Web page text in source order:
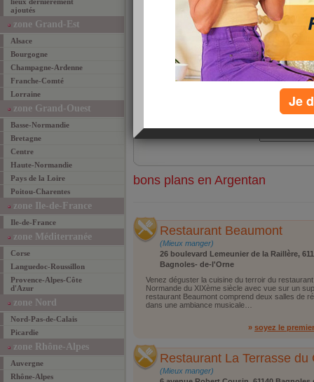
ajoutés
zone Grand-Est
Alsace
Bourgogne
Champagne-Ardenne
Franche-Comté
Lorraine
zone Grand-Ouest
Basse-Normandie
Bretagne
Centre
Haute-Normandie
Pays de la Loire
Poitou-Charentes
zone Ile-de-France
Ile-de-France
zone Méditerranée
Corse
Languedoc-Roussillon
Provence-Alpes-Côte
d'Azur
zone Nord
Nord-Pas-de-Calais
Picardie
zone Rhône-Alpes
Auvergne
Rhône-Alpes
Restaurant Beaumont
Venez déguster la cuisine du terroir du
suite]
» les mieux manger
les + commenté(e)s de
rechercher
bons plans en Argentan
Restaurant Beaumont
(Mieux manger)
26 boulevard Lemeunier de la Raillère,
Bagnoles- de-l'Orne
Venez déguster la cuisine du terroir du
Normande du XIXème siècle avec vue sur un
restaurant Beaumont comprend deux salles de
dans une ambiance musicale…
» soyez le
Restaurant La Terrasse du
(Mieux manger)
Je